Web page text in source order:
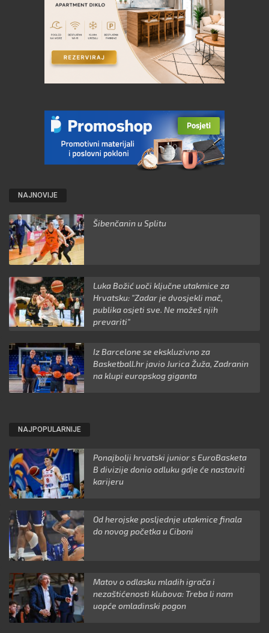
NAJNOVIJE
Šibenčanin u Splitu
Luka Božić uoči ključne utakmice za
Hrvatsku: "Zadar je dvosjekli mač,
publika osjeti sve. Ne možeš njih
prevariti"
Iz Barcelone se ekskluzivno za
Basketball.hr javio Jurica Žuža, Zadranin
na klupi europskog giganta
NAJPOPULARNIJE
Ponajbolji hrvatski junior s EuroBasketa
B divizije donio odluku gdje će nastaviti
karijeru
Od herojske posljednje utakmice finala
do novog početka u Ciboni
Matov o odlasku mladih igrača i
nezaštićenosti klubova: Treba li nam
uopće omladinski pogon